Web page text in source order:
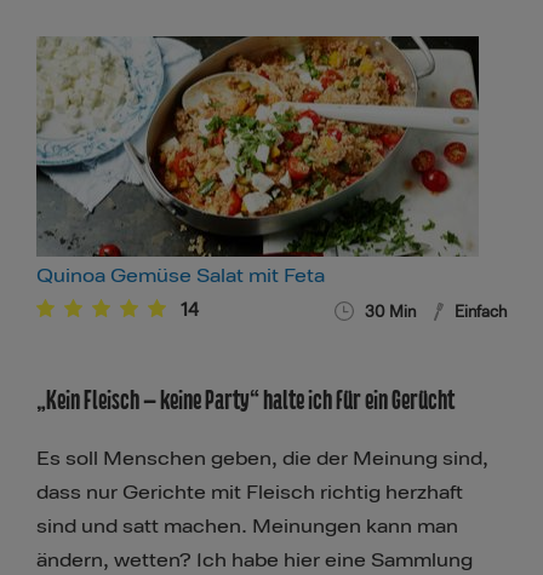
Quinoa Gemüse Salat mit Feta
14 30 Min Einfach
„Kein Fleisch – keine Party“ halte ich für ein Gerücht
Es soll Menschen geben, die der Meinung sind,
dass nur Gerichte mit Fleisch richtig herzhaft
sind und satt machen. Meinungen kann man
ändern, wetten? Ich habe hier eine Sammlung